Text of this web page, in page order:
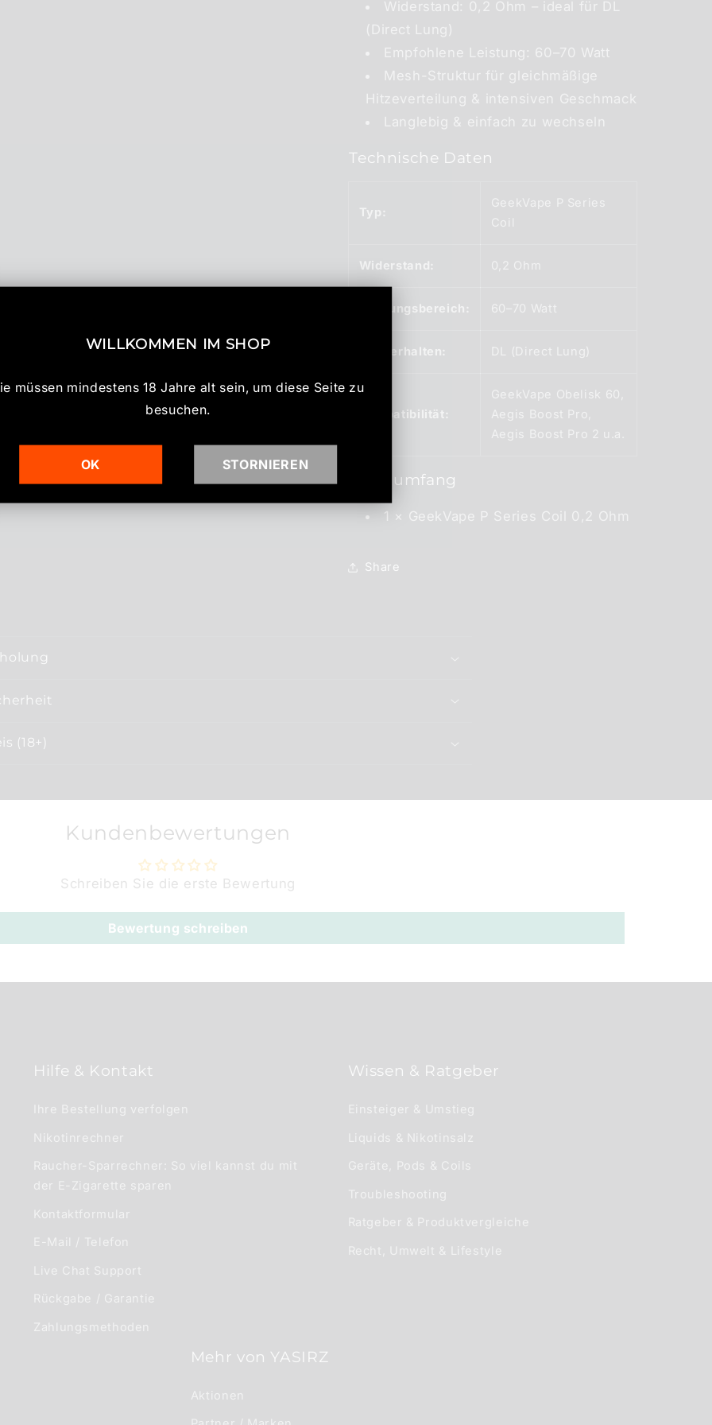
Widerstand: 0,2 Ohm – ideal für DL
(Direct Lung)
Empfohlene Leistung: 60–70 Watt
Mesh-Struktur für gleichmäßige
Hitzeverteilung & intensiven Geschmack
Langlebig & einfach zu wechseln
Technische Daten
Typ:
GeekVape P Series
Coil
Widerstand: 0,2 Ohm
Leistungsbereich: 60–70 Watt
Zugverhalten: DL (Direct Lung)
Kompatibilität:
GeekVape Obelisk 60,
Aegis Boost Pro,
Aegis Boost Pro 2 u.a.
Lieferumfang
1 × GeekVape P Series Coil 0,2 Ohm
Share
(18+)
Kundenbewertungen
Schreiben Sie die erste Bewertung
Bewertung schreiben
Hilfe & Kontakt
Ihre Bestellung verfolgen
Nikotinrechner
Raucher-Sparrechner: So viel kannst du mit
der E-Zigarette sparen
Kontaktformular
E-Mail / Telefon
Live Chat Support
Rückgabe / Garantie
Zahlungsmethoden
Wissen & Ratgeber
Einsteiger & Umstieg
Liquids & Nikotinsalz
Geräte, Pods & Coils
Troubleshooting
Ratgeber & Produktvergleiche
Recht, Umwelt & Lifestyle
Mehr von YASIRZ
Aktionen
WILLKOMMEN IM SHOP
müssen mindestens 18 Jahre alt sein, um diese Seite zu
besuchen.
OK STORNIEREN